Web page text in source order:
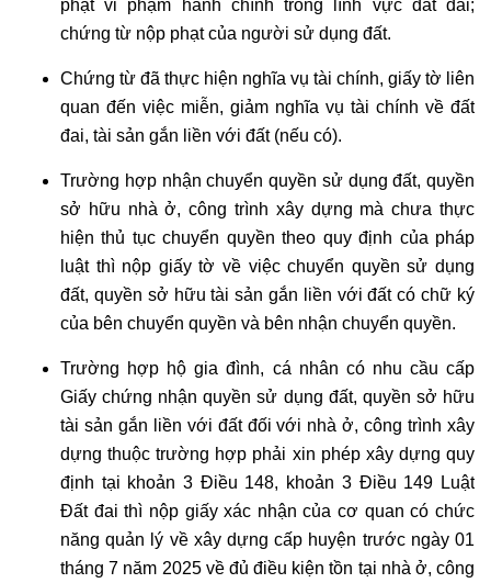
phạt vi phạm hành chính trong lĩnh vực đất đai;
chứng từ nộp phạt của người sử dụng đất.
Chứng từ đã thực hiện nghĩa vụ tài chính, giấy tờ liên
quan đến việc miễn, giảm nghĩa vụ tài chính về đất
đai, tài sản gắn liền với đất (nếu có).
Trường hợp nhận chuyển quyền sử dụng đất, quyền
sở hữu nhà ở, công trình xây dựng mà chưa thực
hiện thủ tục chuyển quyền theo quy định của pháp
luật thì nộp giấy tờ về việc chuyển quyền sử dụng
đất, quyền sở hữu tài sản gắn liền với đất có chữ ký
của bên chuyển quyền và bên nhận chuyển quyền.
Trường hợp hộ gia đình, cá nhân có nhu cầu cấp
Giấy chứng nhận quyền sử dụng đất, quyền sở hữu
tài sản gắn liền với đất đối với nhà ở, công trình xây
dựng thuộc trường hợp phải xin phép xây dựng quy
định tại khoản 3 Điều 148, khoản 3 Điều 149 Luật
Đất đai thì nộp giấy xác nhận của cơ quan có chức
năng quản lý về xây dựng cấp huyện trước ngày 01
tháng 7 năm 2025 về đủ điều kiện tồn tại nhà ở, công